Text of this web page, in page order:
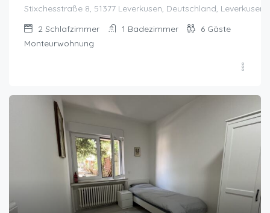
Stixchesstraße 8, 51377 Leverkusen, Deutschland, Leverkusen
2 Schlafzimmer 1 Badezimmer 6 Gäste
Monteurwohnung